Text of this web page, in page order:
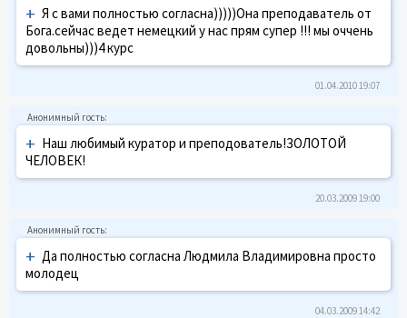
+ Я с вами полностью согласна)))))Она преподаватель от
Бога.сейчас ведет немецкий у нас прям супер !!! мы оччень
довольны)))4 курс
01.04.2010 19:07
+ Наш любимый куратор и преподователь!ЗОЛОТОЙ
ЧЕЛОВЕК!
20.03.2009 19:00
+ Да полностью согласна Людмила Владимировна просто
молодец
04.03.2009 14:42